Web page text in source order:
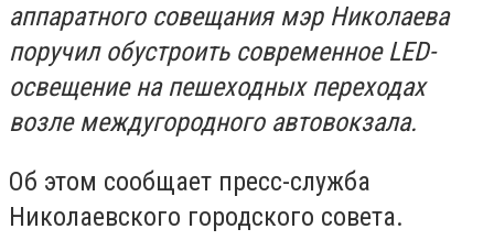
аппаратного совещания мэр Николаева
поручил обустроить современное LED-
освещение на пешеходных переходах
возле междугородного автовокзала.
Об этом сообщает пресс-служба
Николаевского городского совета.